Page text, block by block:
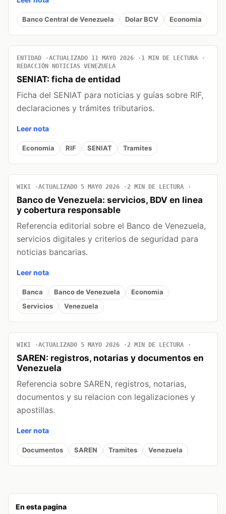
En esta pagina
Banco Central de Venezuela Dolar BCV Economia
ENTIDAD ACTUALIZADO 11 MAYO 2026
1 MIN DE LECTURA
REDACCIÓN NOTICIAS VENEZUELA
SENIAT: ficha de entidad
Ficha del SENIAT para noticias y guías sobre RIF,
declaraciones y trámites tributarios.
Leer nota
Economia RIF SENIAT Tramites
WIKI ACTUALIZADO 5 MAYO 2026 2 MIN DE LECTURA
Banco de Venezuela: servicios, BDV en linea
y cobertura responsable
Referencia editorial sobre el Banco de Venezuela,
servicios digitales y criterios de seguridad para
noticias bancarias.
Leer nota
Banca Banco de Venezuela
Economia
Servicios
Venezuela
WIKI ACTUALIZADO 5 MAYO 2026 2 MIN DE LECTURA
SAREN: registros, notarias y documentos en
Venezuela
Referencia sobre SAREN, registros, notarias,
documentos y su relacion con legalizaciones y
apostillas.
Leer nota
Documentos SAREN Tramites Venezuela